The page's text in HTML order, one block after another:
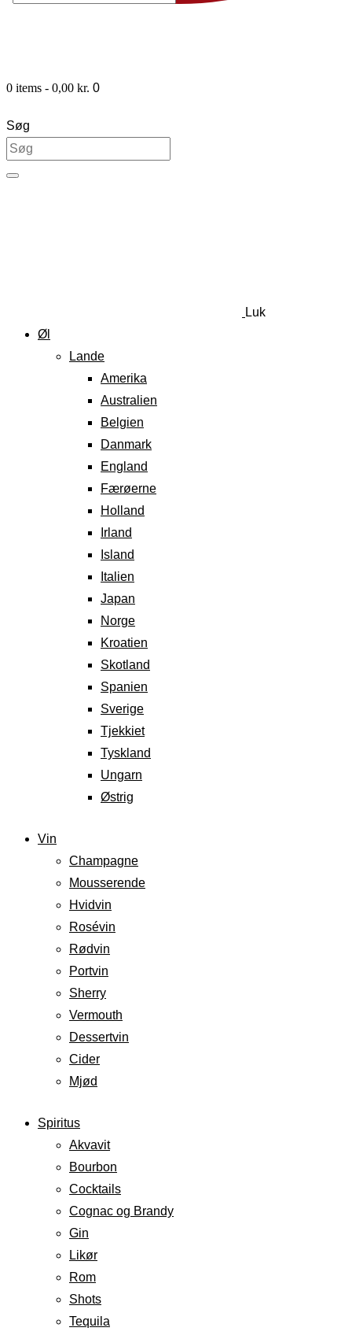
0 items - 0,00 kr. 0
Søg
Luk
Øl
Lande
Amerika
Australien
Belgien
Danmark
England
Færøerne
Holland
Irland
Island
Italien
Japan
Norge
Kroatien
Skotland
Spanien
Sverige
Tjekkiet
Tyskland
Ungarn
Østrig
Vin
Champagne
Mousserende
Hvidvin
Rosévin
Rødvin
Portvin
Sherry
Vermouth
Dessertvin
Cider
Mjød
Spiritus
Akvavit
Bourbon
Cocktails
Cognac og Brandy
Gin
Likør
Rom
Shots
Tequila